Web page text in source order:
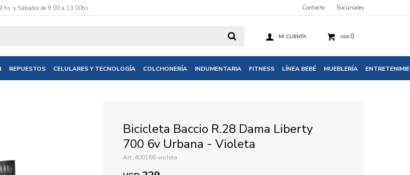
REPUESTOS CELULARES Y TECNOLOGÍA COLCHONERÍA INDUMENTARIA FITNESS LÍNEA BEBÉ MUEBLERÍA
USD 0
hs. y Sábados de 9.00 a 13.00hs. Contacto Sucursales
Bicicleta Baccio R.28 Dama Liberty
700 6v Urbana - Violeta
400166-violeta
cuando tengamos stock disponible.